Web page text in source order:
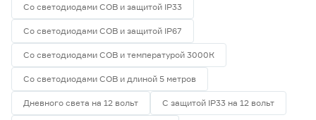
Со светодиодами СОВ и защитой IP33
Со светодиодами СОВ и защитой IP67
Со светодиодами СОВ и температурой 3000К
Со светодиодами СОВ и длиной 5 метров
Дневного света на 12 вольт С защитой IP33 на 12 вольт